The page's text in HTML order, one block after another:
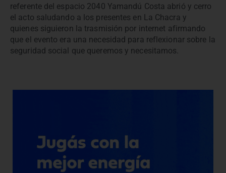
referente del espacio 2040 Yamandú Costa abrió y cerro
el acto saludando a los presentes en La Chacra y
quienes siguieron la trasmisión por internet afirmando
que el evento era una necesidad para reflexionar sobre la
seguridad social que queremos y necesitamos.